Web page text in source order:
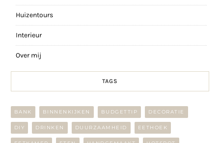
Huizentours
Interieur
Over mij
TAGS
BANK BINNENKIJKEN BUDGETTIP DECORATIE
DIY DRINKEN DUURZAAMHEID EETHOEK